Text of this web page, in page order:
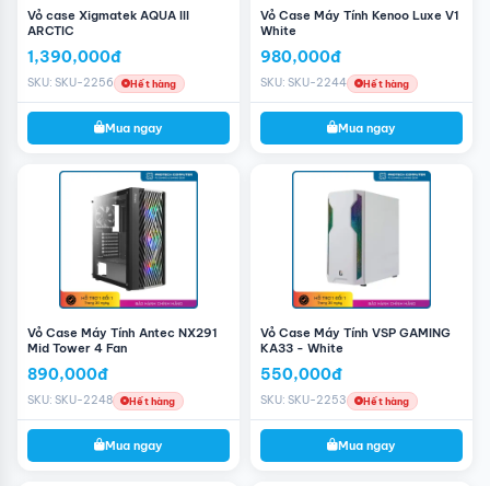
Vỏ case Xigmatek AQUA III
ARCTIC
1,390,000đ
SKU: SKU-2256 Hết hàng
Mua ngay
Vỏ Case Máy Tính Kenoo Luxe V1
White
980,000đ
SKU: SKU-2244 Hết hàng
Mua ngay
Vỏ Case Máy Tính Antec NX291
Mid Tower 4 Fan
890,000đ
SKU: SKU-2248 Hết hàng
Mua ngay
Vỏ Case Máy Tính VSP GAMING
KA33 - White
550,000đ
SKU: SKU-2253 Hết hàng
Mua ngay